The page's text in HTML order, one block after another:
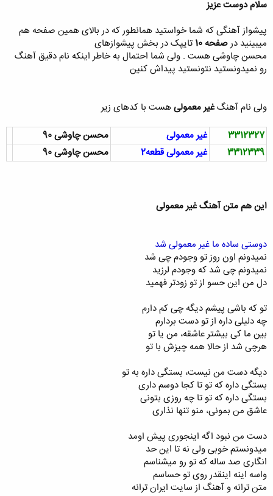
کلیک کنید تا باز شود...
سلام دوست عزیز
پیشواز آهنگی که شما خواستید همانطور که در بالای همین صفحه هم
میبینید درصفحه 10
تایپک در بخش پیشوازهای
محسن چاوشی هست . ولی شما احتمال به خاطر اینکه نام دقیق آهنگ
رو نمیدونستید نتونستید پیداش کنین
ولی نام آهنگغیر معمولیهست با کدهای زیر
3312327
غیر معمولی
محسن چاوشی 90
3312339
غیر معمولی قطعه2 محسن چاوشی 90
این هم متن آهنگ غیر معمولی
دوستی ساده ما غیر معمولی شد
نمیدونم اون روز تو وجودم چی شد
نمیدونم چی شد که وجودم لرزید
دل من این حسو از تو زودتر فهمید
تو که باشی پیشم دیگه چی کم دارم
چه دلیلی داره از تو دست بردارم
بین ما کی بیشتر عاشقه، من یا تو
هرچی شد از حالا همه چیزش با تو
دیگه دست من نیست، بستگی داره به تو
بستگی داره که تو تا کجا دوسم داری
بستگی داره که تو تا چه روزی بتونی
عاشق من بمونی، منو تنها نذاری
دست من نبود اگه اینجوری پیش اومد
میدونستم خوبی ولی نه تا این حد
انگاری صد ساله که تو رو میشناسم
واسه اینه اینقدر روی تو حساسم
متن ترانه و آهنگ از سایت ایران ترانه